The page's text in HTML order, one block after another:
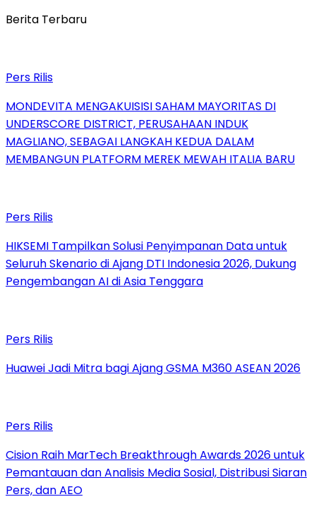
Berita Terbaru
Pers Rilis
MONDEVITA MENGAKUISISI SAHAM MAYORITAS DI
UNDERSCORE DISTRICT, PERUSAHAAN INDUK
MAGLIANO, SEBAGAI LANGKAH KEDUA DALAM
MEMBANGUN PLATFORM MEREK MEWAH ITALIA BARU
Pers Rilis
HIKSEMI Tampilkan Solusi Penyimpanan Data untuk
Seluruh Skenario di Ajang DTI Indonesia 2026, Dukung
Pengembangan AI di Asia Tenggara
Pers Rilis
Huawei Jadi Mitra bagi Ajang GSMA M360 ASEAN 2026
Pers Rilis
Cision Raih MarTech Breakthrough Awards 2026 untuk
Pemantauan dan Analisis Media Sosial, Distribusi Siaran
Pers, dan AEO